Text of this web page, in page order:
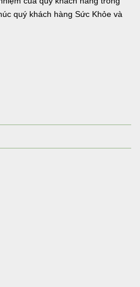
quý khách hàng Sức Khỏe và